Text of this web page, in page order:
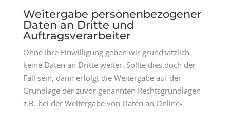
Weitergabe personenbezogener
Daten an Dritte und
Auftragsverarbeiter
Ohne Ihre Einwilligung geben wir grundsätzlich
keine Daten an Dritte weiter. Sollte dies doch der
Fall sein, dann erfolgt die Weitergabe auf der
Grundlage der zuvor genannten Rechtsgrundlagen
z.B. bei der Weitergabe von Daten an Online-